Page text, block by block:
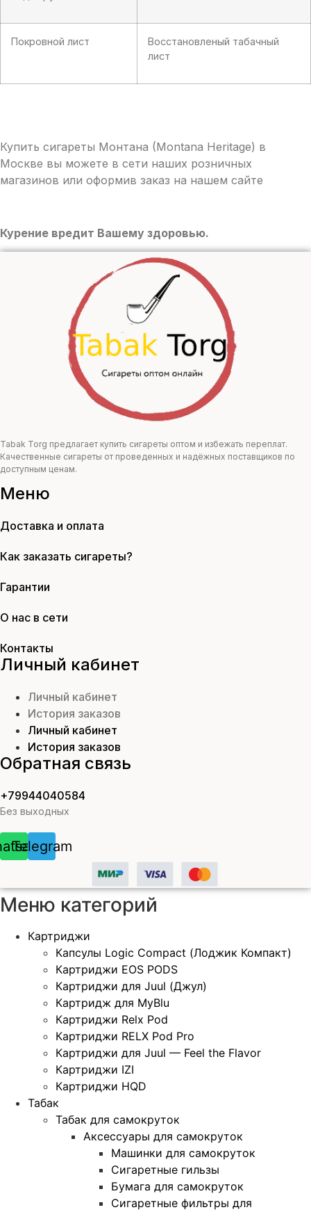
Покровной лист
Восстановленый табачный
лист
Купить сигареты Монтана (Montana Heritage) в
Москве вы можете в сети наших розничных
магазинов или оформив заказ на нашем сайте
Курение вредит Вашему здоровью.
Tabak Torg предлагает купить сигареты оптом и избежать переплат.
Качественные сигареты от проведенных и надёжных поставщиков по
доступным ценам.
Меню
Доставка и оплата
Как заказать сигареты?
Гарантии
О нас в сети
Контакты
Личный кабинет
Личный кабинет
История заказов
Личный кабинет
История заказов
Обратная связь
+79944040584
Без выходных
Telegram
Меню категорий
Картриджи
Капсулы Logic Compact (Лоджик Компакт)
Картриджи EOS PODS
Картриджи для Juul (Джул)
Картридж для MyBlu
Картриджи Relx Pod
Картриджи RELX Pod Pro
Картриджи для Juul — Feel the Flavor
Картриджи IZI
Картриджи HQD
Табак
Табак для самокруток
Аксессуары для самокруток
Машинки для самокруток
Сигаретные гильзы
Бумага для самокруток
Сигаретные фильтры для